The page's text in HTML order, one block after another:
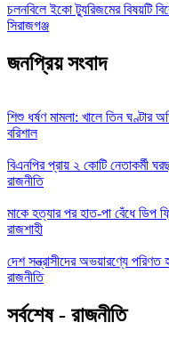
চলনবিলে ইকো ট্যুরিজমের বিষয়টি
সিরাজগঞ্জ
জনপ্রিয় সংবাদ
শিশু ধর্ষণ মামলা: খালে তিন ঘণ্টার
বরিশাল
বিএনপির প্রায় ২ কোটি নেতাকর্মী
রাজনীতি
মাকে হত্যার পর হাত-পা বেঁধে ডিপ
রাজশাহী
দেশ সন্ত্রাসীদের অভয়ারণ্যে পরিণত
রাজনীতি
সর্বশেষ - রাজনীতি